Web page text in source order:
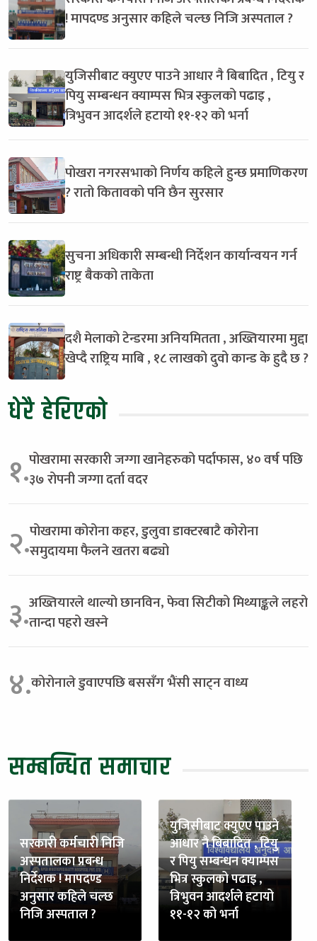
! मापदण्ड अनुसार कहिले चल्छ निजि अस्पताल ?
युजिसीबाट क्युएए पाउने आधार नै बिबादित , टियु र
पियु सम्बन्धन क्याम्पस भित्र स्कुलको पढाइ ,
त्रिभुवन आदर्शले हटायो ११-१२ को भर्ना
पोखरा नगरसभाको निर्णय कहिले हुन्छ प्रमाणिकरण
? रातो कितावको पनि छैन सुरसार
सुचना अधिकारी सम्बन्धी निर्देशन कार्यान्वयन गर्न
राष्ट्र बैकको ताकेता
दशै मेलाको टेन्डरमा अनियमितता , अख्तियारमा मुद्दा
खेप्दै राष्ट्रिय माबि , १८ लाखको दुवो कान्ड के हुदै छ ?
धेरै हेरिएको
१.पोखरामा सरकारी जग्गा खानेहरुको पर्दाफास, ४० वर्ष पछि
३७ रोपनी जग्गा दर्ता वदर
२.पोखरामा कोरोना कहर, डुलुवा डाक्टरबाटै कोरोना
समुदायमा फैलने खतरा बढ्यो
३.अख्तियारले थाल्यो छानविन, फेवा सिटीको मिथ्याङ्कले लहरो
तान्दा पहरो खस्ने
४.कोरोनाले डुवाएपछि बससँग भैंसी साट्न वाध्य
सम्बन्धित समाचार
सरकारी कर्मचारी निजि
अस्पतालका प्रबन्ध
निर्देशक ! मापदण्ड
अनुसार कहिले चल्छ
निजि अस्पताल ?
युजिसीबाट क्युएए पाउने
आधार नै बिबादित , टियु
र पियु सम्बन्धन क्याम्पस
भित्र स्कुलको पढाइ ,
त्रिभुवन आदर्शले हटायो
११-१२ को भर्ना